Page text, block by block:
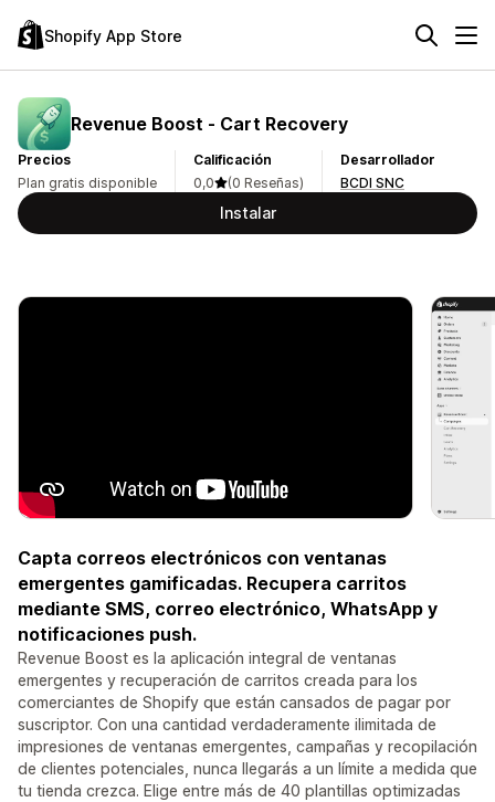
Shopify App Store
Revenue Boost ‑ Cart Recovery
Precios
Plan gratis disponible
Calificación
0,0
(0 Reseñas)
Desarrollador
BCDI SNC
Instalar
Capta correos electrónicos con ventanas
emergentes gamificadas. Recupera carritos
mediante SMS, correo electrónico, WhatsApp y
notificaciones push.
Revenue Boost es la aplicación integral de ventanas
emergentes y recuperación de carritos creada para los
comerciantes de Shopify que están cansados de pagar por
suscriptor. Con una cantidad verdaderamente ilimitada de
impresiones de ventanas emergentes, campañas y recopilación
de clientes potenciales, nunca llegarás a un límite a medida que
tu tienda crezca. Elige entre más de 40 plantillas optimizadas